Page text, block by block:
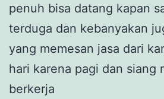
penuh bisa datang kapan
terduga dan kebanyakan
yang memesan jasa dari
hari karena pagi dan siang
berkerja